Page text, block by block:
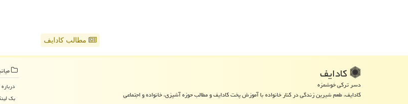
مطالب کادایف
كادایف
دسر ترکی خوشمزه
کادایف، طعم شیرین زندگی در کنار خانواده با آموزش پخت کادایف و مطالب حوزه آشپزی، خانواده و اجتماعی
بک